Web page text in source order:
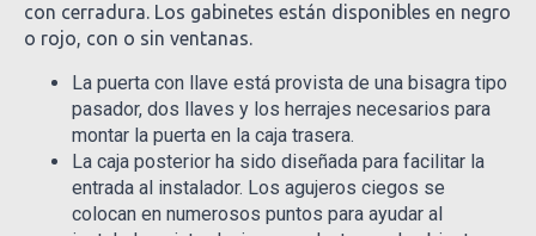
con cerradura. Los gabinetes están disponibles en negro
o rojo, con o sin ventanas.
La puerta con llave está provista de una bisagra tipo
pasador, dos llaves y los herrajes necesarios para
montar la puerta en la caja trasera.
La caja posterior ha sido diseñada para facilitar la
entrada al instalador. Los agujeros ciegos se
colocan en numerosos puntos para ayudar al